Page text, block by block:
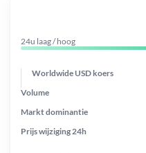
24u laag / hoog
Worldwide USD koers
Prijs wijziging 24h
Markt dominantie
Volume